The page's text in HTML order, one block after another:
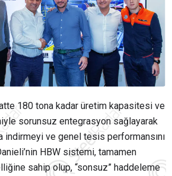
180 tona kadar üretim kapasitesi ve
sorunsuz entegrasyon sağlayarak
indirmeyi ve genel tesis performansını
HBW sistemi, tamamen
sahip olup, “sonsuz” haddeleme